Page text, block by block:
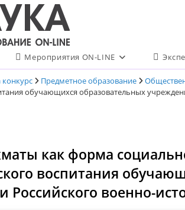
Мероприятия ON-LINE
Предметное образование
обучающихся образовательных
как форма
воспитания
Российского военно-